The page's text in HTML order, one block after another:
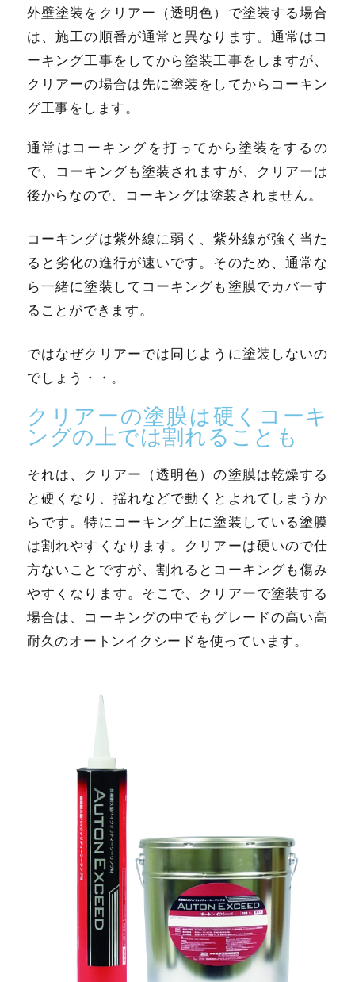
外壁塗装をクリアー（透明色）で塗装する場合
は、施工の順番が通常と異なります。通常はコ
ーキング工事をしてから塗装工事をしますが、
クリアーの場合は先に塗装をしてからコーキン
グ工事をします。
通常はコーキングを打ってから塗装をするの
で、コーキングも塗装されますが、クリアーは
後からなので、コーキングは塗装されません。
コーキングは紫外線に弱く、紫外線が強く当た
ると劣化の進行が速いです。そのため、通常な
ら一緒に塗装してコーキングも塗膜でカバーす
ることができます。
ではなぜクリアーでは同じように塗装しないの
でしょう・・。
クリアーの塗膜は硬くコーキ
ングの上では割れることも
それは、クリアー（透明色）の塗膜は乾燥する
と硬くなり、揺れなどで動くとよれてしまうか
らです。特にコーキング上に塗装している塗膜
は割れやすくなります。クリアーは硬いので仕
方ないことですが、割れるとコーキングも傷み
やすくなります。そこで、クリアーで塗装する
場合は、コーキングの中でもグレードの高い高
耐久のオートンイクシードを使っています。